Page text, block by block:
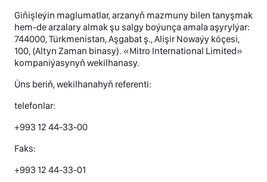
Giňişleýin maglumatlar, arzanyň mazmuny bilen tanyşmak
hem-de arzalary almak şu salgy boýunça amala aşyrylýar:
744000, Türkmenistan, Aşgabat ş., Alişir Nowaýy köçesi,
100, (Altyn Zaman binasy). «Mitro International Limited»
kompaniýasynyň wekilhanasy.
Üns beriň, wekilhanahyň referenti:
telefonlar:
+993 12 44-33-00
Faks:
+993 12 44-33-01